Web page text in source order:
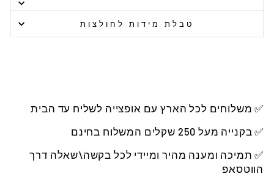
טבלת מידות לחולצות
✅ משלוחים לכל הארץ עם אופצייה לשליח עד הבית
✅ בקנייה מעל 250 שקלים המשלוח בחינם
✅ תמיכה ומענה מהיר ומיידי לכל בקשה\שאלה דרך
הווטסאפ